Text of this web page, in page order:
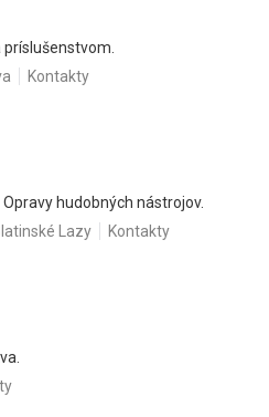
Kontakty
hudobných nástrojov.
Lazy Kontakty